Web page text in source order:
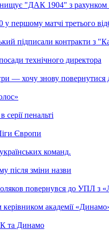
"ДАК 1904" з рахунком
першому матчі третього
підписали контракти з
технічного директора
— хочу знову повернутися
пенальті
Європи
команд.
після зміни назви
повернувся до УПЛ з
академії
та Динамо